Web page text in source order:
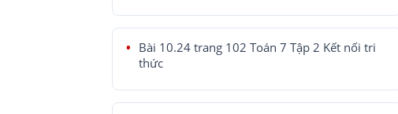
Bài 10.24 trang 102 Toán 7 Tập 2 Kết nối tri
thức